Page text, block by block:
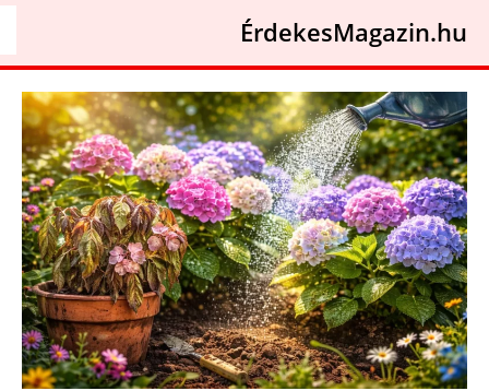
ÉrdekesMagazin.hu